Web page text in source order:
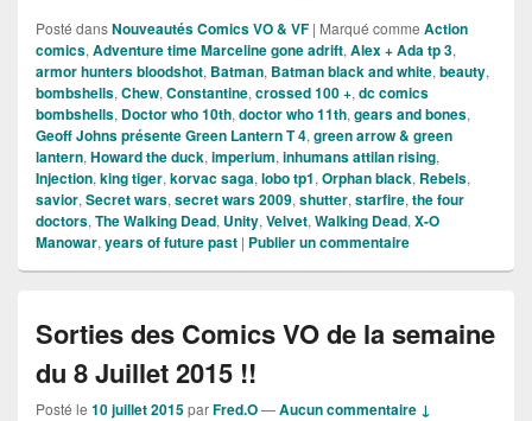
Posté dansNouveautés Comics VO & VF | Marqué comme Action
comics, Adventure time Marceline gone adrift, Alex + Ada tp 3,
armor hunters bloodshot, Batman, Batman black and white, beauty,
bombshells, Chew, Constantine, crossed 100 +, dc comics
bombshells, Doctor who 10th, doctor who 11th, gears and bones,
Geoff Johns présente Green Lantern T 4, green arrow & green
lantern, Howard the duck, imperium, inhumans attilan rising,
Injection, king tiger, korvac saga, lobo tp1, Orphan black, Rebels,
savior, Secret wars, secret wars 2009, shutter, starfire, the four
doctors, The Walking Dead, Unity, Velvet, Walking Dead, X-O
Manowar, years of future past | Publier un commentaire
Sorties des Comics VO de la semaine
du 8 Juillet 2015 !!
Posté le 10 juillet 2015parFred.O—Aucun commentaire ↓